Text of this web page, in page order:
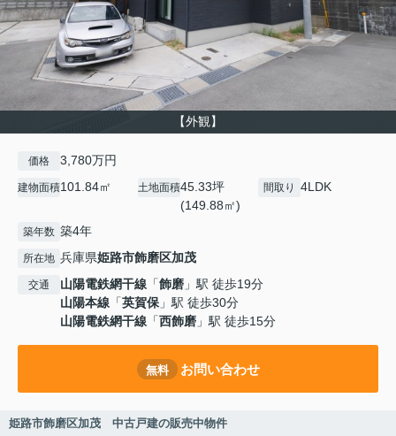
【外観】
価格 3,780万円
建物面積101.84㎡ 土地面積45.33坪
(149.88㎡)
間取り 4LDK
築年数 築4年
所在地 兵庫県姫路市飾磨区加茂
交通 山陽電鉄網干線 「飾磨 」駅 徒歩19分
山陽本線 「英賀保」駅 徒歩30分
山陽電鉄網干線 「西飾磨 」駅 徒歩15分
無料 お問い合わせ
姫路市飾磨区加茂 中古戸建の販売中物件